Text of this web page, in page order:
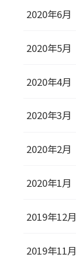
2020年6月
2020年5月
2020年4月
2020年3月
2020年2月
2020年1月
2019年12月
2019年11月